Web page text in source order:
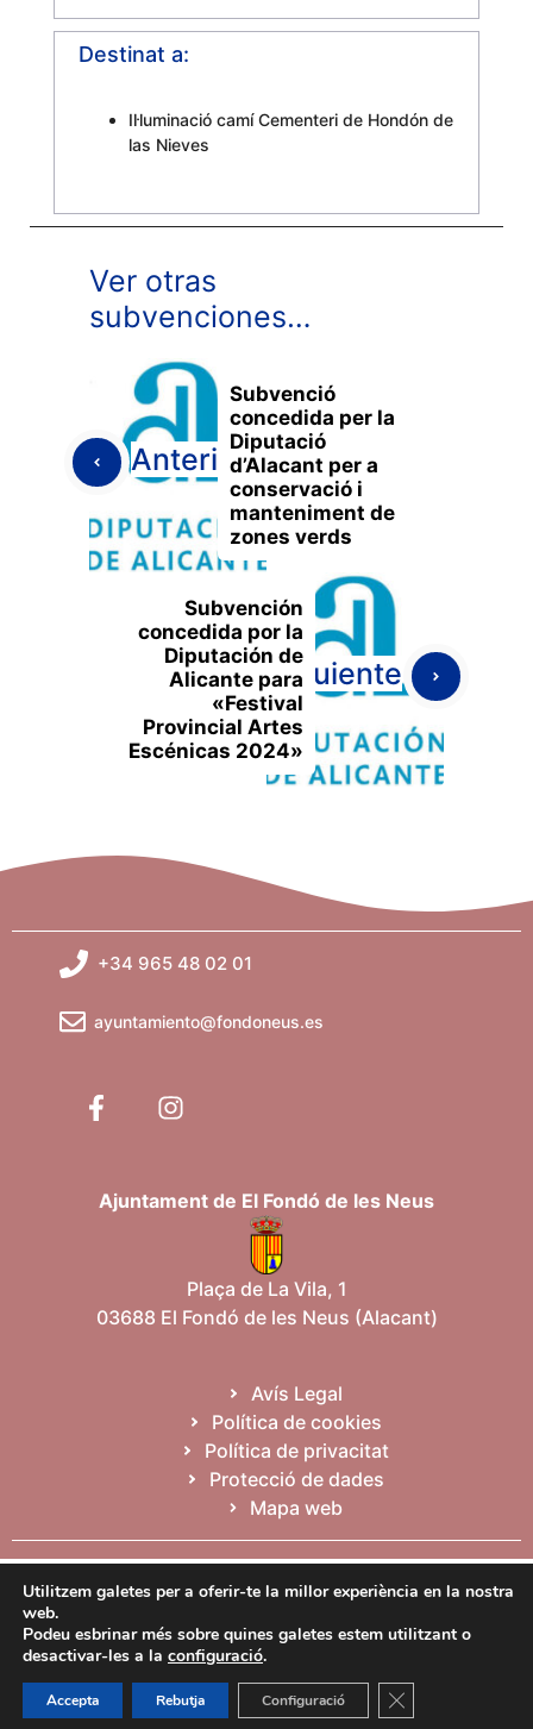
Destinat a:
Il·luminació camí Cementeri de Hondón de
las Nieves
Ver otras
subvenciones…
Anterior
Subvenció
concedida per la
Diputació
d’Alacant per a
conservació i
manteniment de
zones verds
Subvención
concedida por la
Diputación de
Alicante para
«Festival
Provincial Artes
Escénicas 2024»
Siguiente
+34 965 48 02 01
ayuntamiento@fondoneus.es
Ajuntament de El Fondó de les Neus
Plaça de La Vila, 1
03688 El Fondó de les Neus (Alacant)
Avís Legal
Política de cookies
Política de privacitat
Protecció de dades
Mapa web
Utilitzem galetes per a oferir-te la millor experiència en la nostra
web.
Podeu esbrinar més sobre quines galetes estem utilitzant o
desactivar-les a la configuració.
Accepta Rebutja Configuració Tanca el bàner de
Valencià English